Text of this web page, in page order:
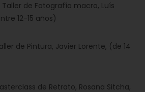
de Fotografía macro, Luís
12-15 años)
de Pintura, Javier Lorente, (de 14
de Retrato, Rosana Sitcha,